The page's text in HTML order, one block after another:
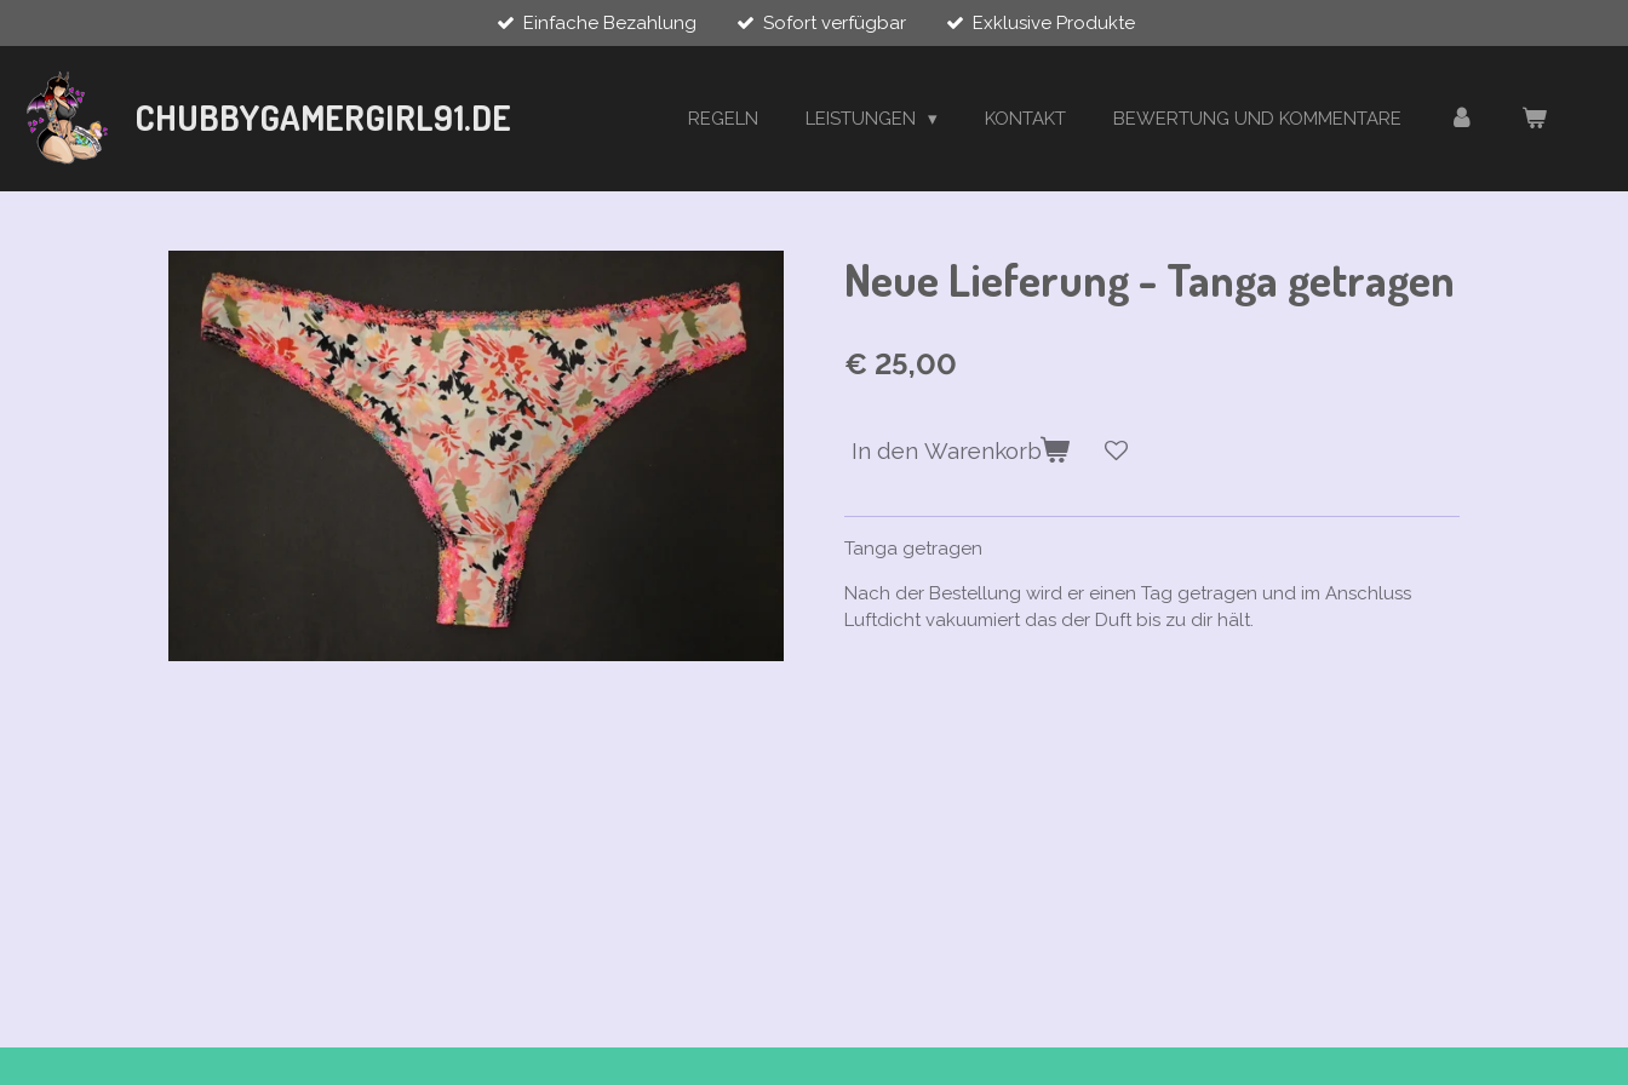
Hauptinhalt
springen
Einfache Bezahlung Sofort verfügbar Exklusive Produkte
CHUBBYGAMERGIRL91.DE REGELN LEISTUNGEN KONTAKT BEWERTUNG UND KOMMENTARE
Neue Lieferung - Tanga getragen
€ 25,00
In den Warenkorb
Tanga getragen
Nach der Bestellung wird er einen Tag getragen und im Anschluss
Luftdicht vakuumiert das der Duft bis zu dir hält.